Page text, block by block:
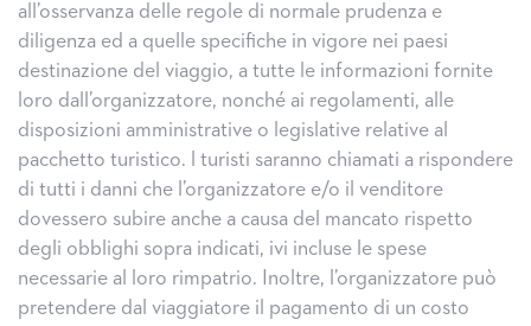
all’osservanza delle regole di normale prudenza e
diligenza ed a quelle specifiche in vigore nei paesi
destinazione del viaggio, a tutte le informazioni fornite
loro dall’organizzatore, nonché ai regolamenti, alle
disposizioni amministrative o legislative relative al
pacchetto turistico. l turisti saranno chiamati a rispondere
di tutti i danni che l’organizzatore e/o il venditore
dovessero subire anche a causa del mancato rispetto
degli obblighi sopra indicati, ivi incluse le spese
necessarie al loro rimpatrio. Inoltre, l’organizzatore può
pretendere dal viaggiatore il pagamento di un costo